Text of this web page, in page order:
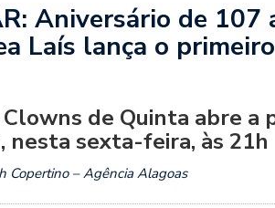
Aniversário de 107
Laís lança o
de Quinta abre a
nesta sexta-feira, às 21h
Copertino – Agência Alagoas